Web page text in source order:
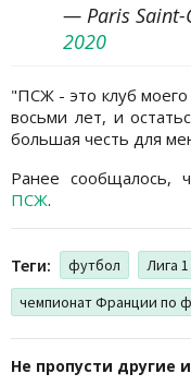
— Paris Saint-
2020
"ПСЖ - это клуб
восьми лет, и
большая честь для
Ранее сообщалось,
ПСЖ.
Теги: футбол Лига 1
чемпионат Франции по
Не пропусти другие